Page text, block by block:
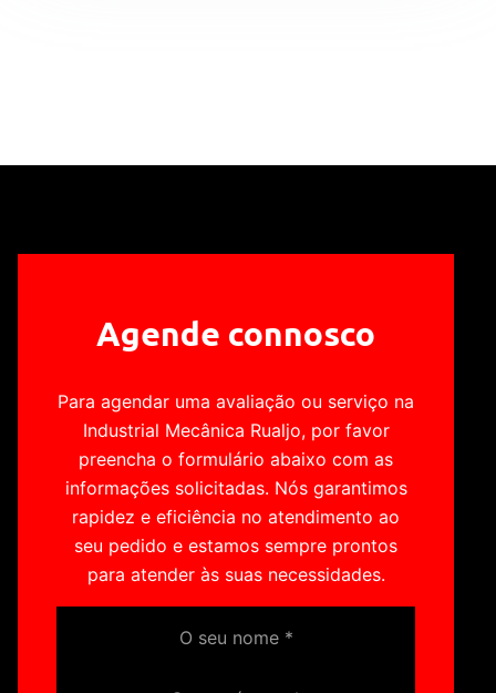
Agende connosco
Para agendar uma avaliação ou serviço na
Industrial Mecânica Rualjo, por favor
preencha o formulário abaixo com as
informações solicitadas. Nós garantimos
rapidez e eficiência no atendimento ao
seu pedido e estamos sempre prontos
para atender às suas necessidades.